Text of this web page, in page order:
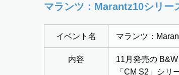
マランツ：Marantz10シリー
イベント名 マランツ：
内容
11月発売の
「CM S2」シリ